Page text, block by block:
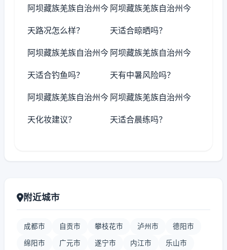
阿坝藏族羌族自治州今
天路况怎么样？
阿坝藏族羌族自治州今
天适合晾晒吗？
阿坝藏族羌族自治州今
天适合钓鱼吗？
阿坝藏族羌族自治州今
天有中暑风险吗？
阿坝藏族羌族自治州今
天化妆建议？
阿坝藏族羌族自治州今
天适合晨练吗？
附近城市
成都市 自贡市 攀枝花市 泸州市 德阳市
绵阳市 广元市 遂宁市 内江市 乐山市